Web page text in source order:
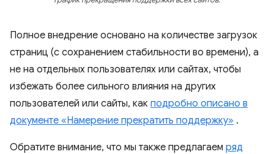
Полное внедрение основано на количестве загрузок
страниц (с сохранением стабильности во времени), а
не на отдельных пользователях или сайтах, чтобы
избежать более сильного влияния на других
пользователей или сайты, как подробно описано в
документе «Намерение прекратить поддержку» .
Обратите внимание, что мы также предлагаем ряд